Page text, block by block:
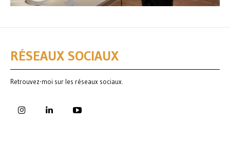
RÉSEAUX SOCIAUX
Retrouvez-moi sur les réseaux sociaux.